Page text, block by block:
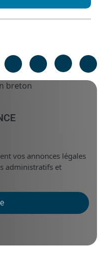
Facebook
Linked
vos annonces légales
administratifs et